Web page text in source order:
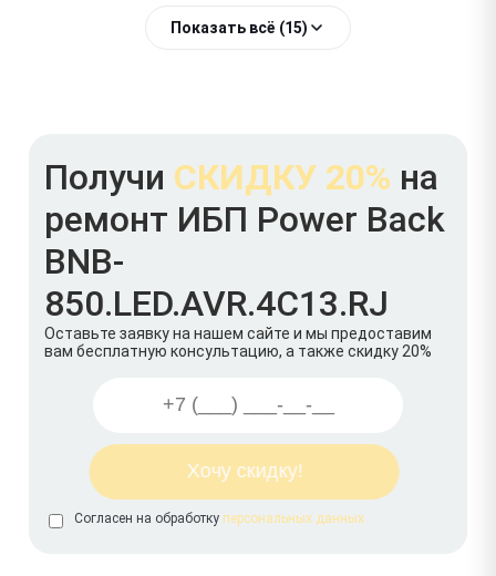
Показать всё (15)
Получи СКИДКУ 20% на
ремонт ИБП Power Back
BNB-
850.LED.AVR.4C13.RJ
Оставьте заявку на нашем сайте и мы предоставим
вам бесплатную консультацию, а также скидку 20%
Согласен на обработку персональных данных